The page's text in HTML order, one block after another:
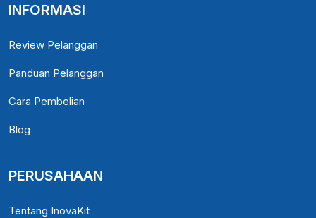
INFORMASI
Review Pelanggan
Panduan Pelanggan
Cara Pembelian
Blog
PERUSAHAAN
Tentang InovaKit